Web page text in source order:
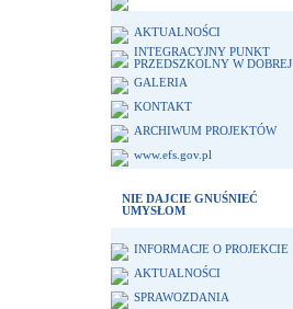
AKTUALNOŚCI
INTEGRACYJNY PUNKT
PRZEDSZKOLNY W DOBREJ
GALERIA
KONTAKT
ARCHIWUM PROJEKTÓW
www.efs.gov.pl
NIE DAJCIE GNUŚNIEĆ
UMYSŁOM
INFORMACJE O PROJEKCIE
AKTUALNOŚCI
SPRAWOZDANIA